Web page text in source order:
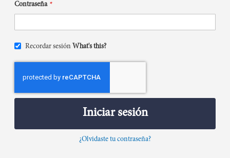
Contraseña
Recordar sesión What's this?
Iniciar sesión
¿Olvidaste tu contraseña?